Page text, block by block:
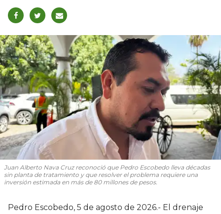
Juan Alberto Nava Cruz reconoció que Pedro Escobedo lleva décadas
sin planta de tratamiento y que resolver el problema requiere una
inversión estimada en más de 80 millones de pesos.
Pedro Escobedo, 5 de agosto de 2026.- El drenaje